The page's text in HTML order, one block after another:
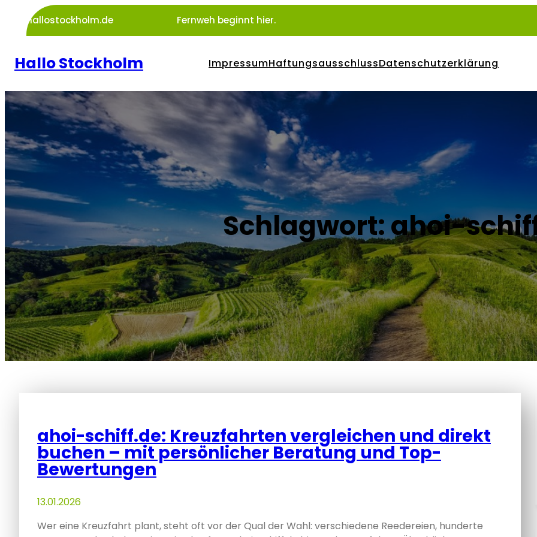
Inhalt
springen
hallostockholm.de Fernweh beginnt hier.
Hallo Stockholm ImpressumHaftungsausschlussDatenschutzerklärung
Schlagwort:ahoi-
ahoi-schiff.de: Kreuzfahrten vergleichen und direkt
buchen – mit persönlicher Beratung und Top-
Bewertungen
13.01.2026
Wer eine Kreuzfahrt plant, steht oft vor der Qual der Wahl: verschiedene Reedereien, hunderte